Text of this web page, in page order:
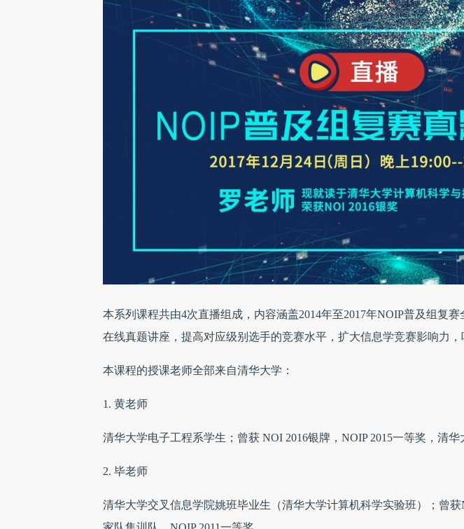
本系列课程共由4次直播组成，内容涵盖2014年至2017年NOIP普及组复
在线真题讲座，提高对应级别选手的竞赛水平，扩大信息学竞赛影响力，
本课程的授课老师全部来自清华大学：
1. 黄老师
清华大学电子工程系学生；曾获 NOI 2016银牌，NOIP 2015一等奖，清华
2. 毕老师
清华大学交叉信息学院姚班毕业生（清华大学计算机科学实验班）；曾获